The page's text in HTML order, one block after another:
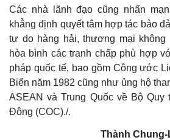
Pháp luật
Vụ án
Tin nóng
Tư vấn luật
Quân
Việt
Phân
Các nhà lãnh đạo cũng nhấn
khẳng định quyết tâm hợp tác bảo
tự do hàng hải, thương mại
hòa bình các tranh chấp phù hợp
pháp quốc tế, bao gồm Công ước
Biển năm 1982 cũng như ủng hộ
ASEAN và Trung Quốc về Bộ
Đông (COC)./.
Thành Chung-